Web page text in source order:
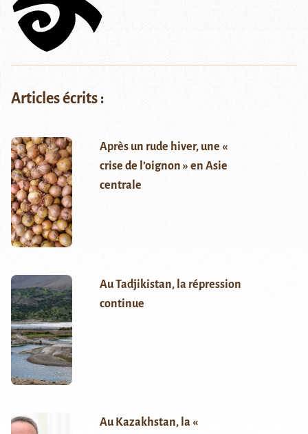
Articles écrits :
Après un rude hiver, une «
crise de l’oignon » en Asie
centrale
Au Tadjikistan, la répression
continue
Au Kazakhstan, la «